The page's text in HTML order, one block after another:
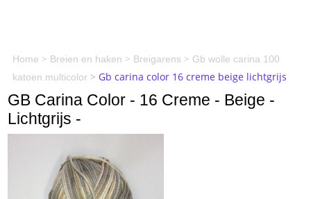
Home > Breien en haken > Breigarens > Gb wolle carina 100
katoen multicolor > Gb carina color 16 creme beige lichtgrijs
GB Carina Color - 16 Creme - Beige -
Lichtgrijs -